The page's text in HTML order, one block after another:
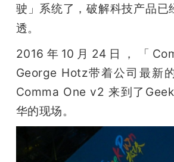
开
课
活
驶」系统了，破解科技产品已
透。
2016年10月24日，「
George Hotz带着公司最
Comma One v2 来到了
华的现场。